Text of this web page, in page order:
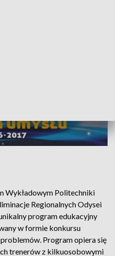
Wykładowym Politechniki
Regionalnych Odysei
program edukacyjny
w formie konkursu
Program opiera się
trenerów z kilkuosobowymi